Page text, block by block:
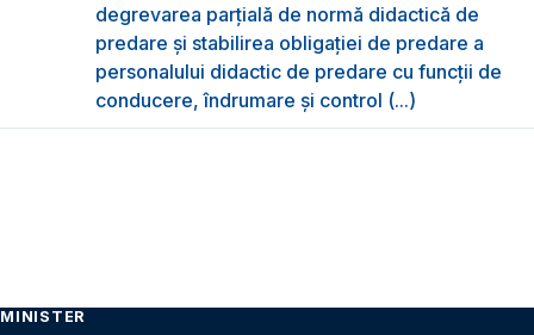
degrevarea parțială de normă didactică de
predare şi stabilirea obligaţiei de predare a
personalului didactic de predare cu funcții de
conducere, îndrumare și control (...)
MINISTER